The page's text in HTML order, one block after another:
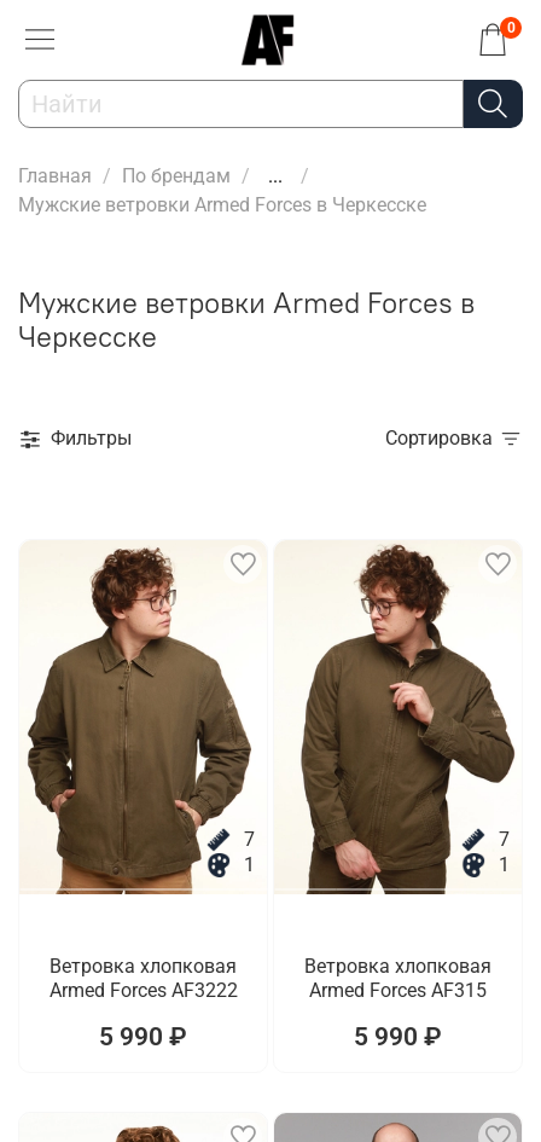
0
Главная По брендам
...
Мужские ветровки Armed Forces в Черкесске
Мужские ветровки Armed Forces в
Черкесске
Фильтры Сортировка
7
1
Ветровка хлопковая
Armed Forces AF3222
5 990 ₽
7
1
Ветровка хлопковая
Armed Forces AF315
5 990 ₽